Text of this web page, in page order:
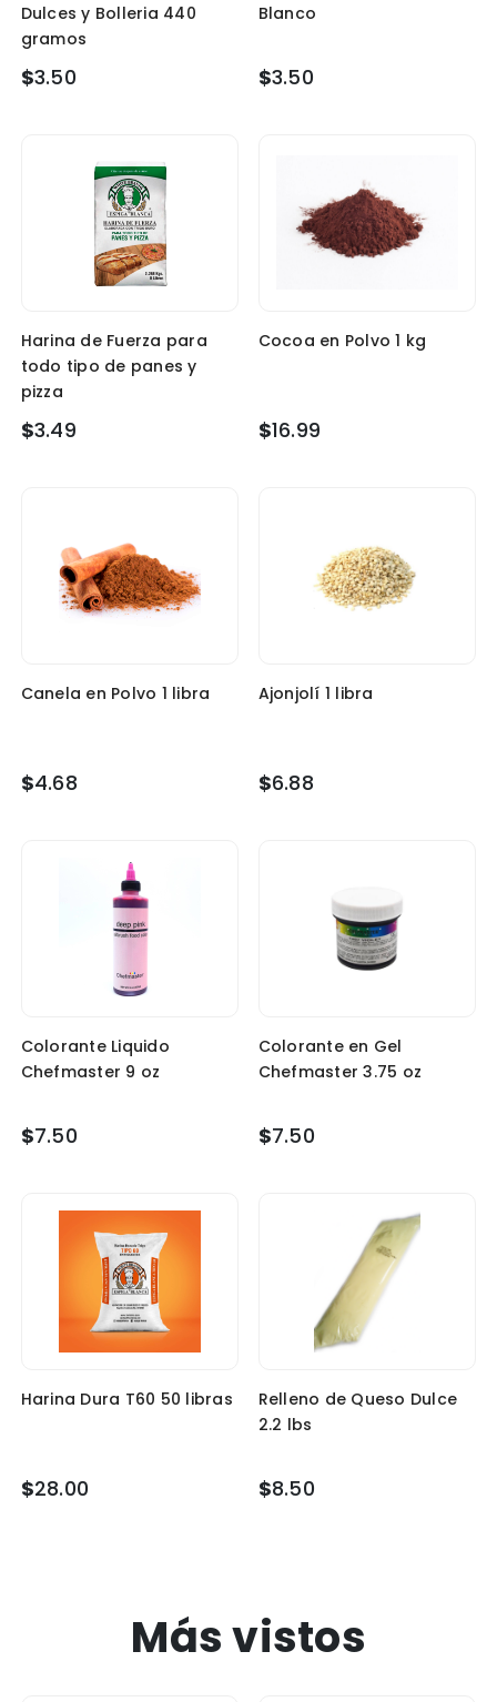
Dulces y Bolleria 440
gramos
$3.50
Blanco
$3.50
Harina de Fuerza para
todo tipo de panes y
pizza
$3.49
Cocoa en Polvo 1 kg
$16.99
Canela en Polvo 1 libra
$4.68
Ajonjolí 1 libra
$6.88
Colorante Liquido
Chefmaster 9 oz
$7.50
Colorante en Gel
Chefmaster 3.75 oz
$7.50
Harina Dura T60 50 libras
$28.00
Relleno de Queso Dulce
2.2 lbs
$8.50
Más vistos